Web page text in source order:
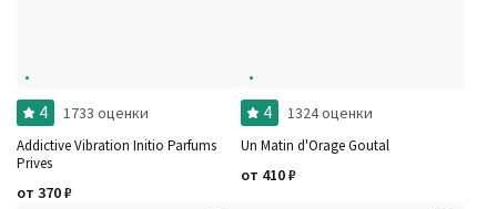
4 1733 оценки
Addictive Vibration Initio Parfums
Prives
от 370₽
4 1324 оценки
Un Matin d'Orage Goutal
от 410₽